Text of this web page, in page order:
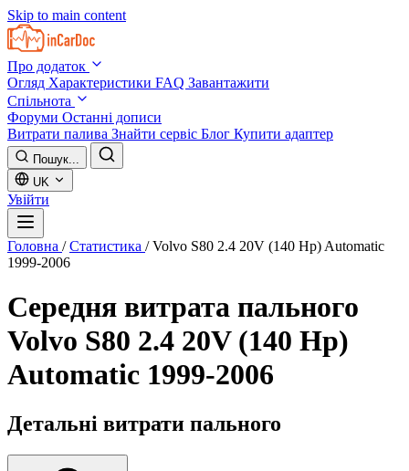
Skip to main content
Про додаток
Огляд Характеристики FAQ Завантажити
Спільнота
Форуми Останні дописи
Витрати палива Знайти сервіс Блог Купити адаптер
Пошук...
UK
Увійти
Головна / Статистика / Volvo S80 2.4 20V (140 Hp) Automatic
1999-2006
Середня витрата пального
Volvo S80 2.4 20V (140 Hp)
Automatic 1999-2006
Детальні витрати пального